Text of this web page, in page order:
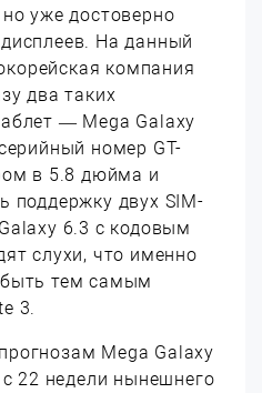
уже достоверно
На данный
компания
два таких
— Mega Galaxy
номер GT-
в 5.8 дюйма и
поддержку двух SIM-
6.3 с кодовым
слухи, что именно
тем самым
3.
Mega Galaxy
22 недели нынешнего